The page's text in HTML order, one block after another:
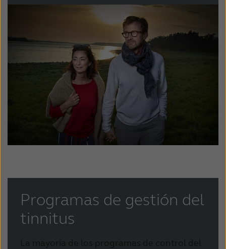
United Kingdom
United States Österreich
عربي 日本
Programas de gestión del
tinnitus
La mayoría de los programas de control del